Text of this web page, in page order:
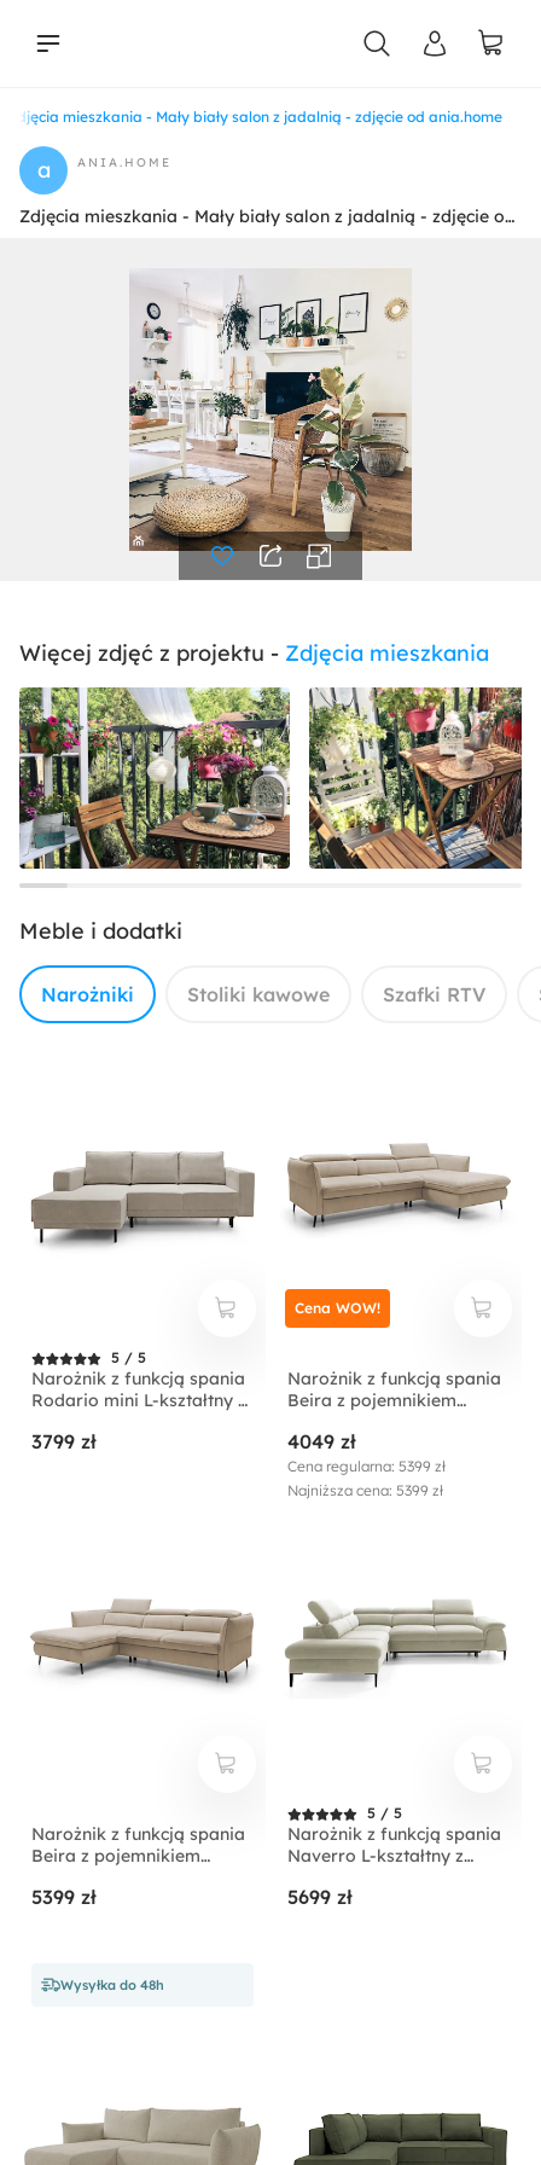
Zdjęcia mieszkania - Mały biały salon z jadalnią - zdjęcie od ania.home
a ANIA.HOME
Zdjęcia mieszkania - Mały biały salon z jadalnią - zdjęcie od ania.home
Więcej zdjęć z projektu - Zdjęcia mieszkania
Meble i dodatki
Narożniki Stoliki kawowe Szafki RTV
5 / 5
Narożnik z funkcją spania
Rodario mini L-kształtny z
ciemnobeżowy sztruks
3799 zł
Narożnik z funkcją spania
Beira z pojemnikiem
4049 zł
Cena regularna: 5399 zł
Najniższa cena: 5399 zł
Cena WOW!
Narożnik z funkcją spania
Beira z pojemnikiem
5399 zł
Wysyłka do 48h
5 / 5
Narożnik z funkcją spania
Naverro L-kształtny z
velvet hydrofobowy
5699 zł